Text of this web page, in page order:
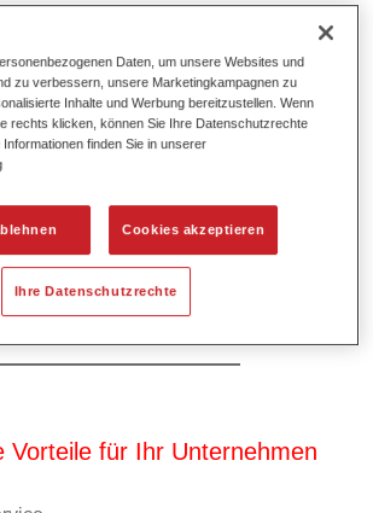
Vorteile für Ihr Unternehmen
Daten, um unsere Websites und
zu verbessern, unsere Marketingkampagnen zu
Inhalte und Werbung bereitzustellen. Wenn
rechts klicken, können Sie Ihre Datenschutzrechte
finden Sie in unserer
Cookies akzeptieren
Ihre Datenschutzrechte